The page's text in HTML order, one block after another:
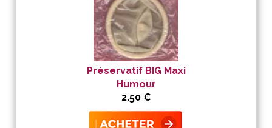
Préservatif BIG Maxi
Humour
2.50 €